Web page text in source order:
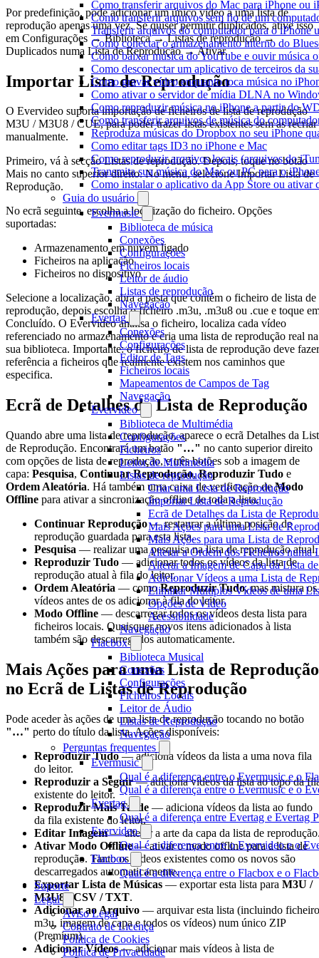
Como transferir arquivos do Mac para iPhone ou
Como transferir arquivos sem fio de um
Transferir arquivos do computador para o iPhone
Como conectar o armazenamento interno do
Como baixar música do YouTube e ouvir música
Como desconectar um aplicativo de terceiros da
Como gravar vídeo enquanto toca música no
Como ativar o servidor de mídia DLNA no
Como reproduzir música no iPhone a partir do
Como transferir arquivos de música do
Reproduza músicas do Dropbox no seu iPhone
Como editar tags ID3 no iPhone e Mac
Como reproduzir arquivos locais (arquivos do
Transmita sua música do Mac ou PC para o
Como instalar o aplicativo da App Store ou
Guia do usuário
Evermusic
Biblioteca de música
Conexões
Configurações
Ficheiros locais
Leitor de áudio
Listas de reprodução
Navegação
Evertag
Conexões
Configurações
Editor de Tags
Ficheiros locais
Mapeamentos de Campos de Tag
Navegação
Evervideo
Biblioteca de Multimédia
Configurações
Ficheiros
Leitor de Multimédia
Listas de reprodução
Criar uma Lista de Reprodução
Importar Lista de Reprodução
Ecrã de Detalhes da Lista de
Mais Ações para uma Lista de
Mais Ações para uma Lista de
Alterar a Ordem dos Ficheiros numa
Alterar a Imagem de Capa da Lista
Adicionar Vídeos a uma Lista de
Eliminar Múltiplos Vídeos de uma
Opções de Vídeo
Acessibilidade
Navegação
Flacbox
Biblioteca Musical
Conexões
Configurações
Ficheiros Locais
Leitor de Áudio
Listas de Reprodução
Navegação
Perguntas frequentes
Evermusic
Qual é a diferença entre o Evermusic e o
Qual é a diferença entre o Evermusic e o
Evertag
Qual é a diferença entre Evertag e Evertag
Evervideo
Qual é a diferença entre o Evervideo e o
Flacbox
Qual é a diferença entre o Flacbox e o
Suporte
Legal
Aviso Legal
Contrato de Licença
Política de Cookies
Política de Privacidade
Por predefinição, pode adicionar um único vídeo a uma lista de
reprodução apenas uma vez. Se quiser permitir duplicados, ative isso
em Configurações → Biblioteca → Listas de reprodução →
Duplicados numa Lista de Reprodução → Ativar.
Importar Lista de Reprodução
O Evervideo suporta importação de ficheiros de lista de reprodução
M3U / M3U8 / CUE, para poder trazer listas existentes sem as recriar
manualmente.
Primeiro, vá à secção Listas de reprodução. Depois, toque no botão
Mais no canto superior direito. No menu, selecione Importar Lista de
Reprodução.
No ecrã seguinte, escolha a localização do ficheiro. Opções
suportadas:
Armazenamento em nuvem ligado
Ficheiros na aplicação
Ficheiros no dispositivo
Selecione a localização, abra a pasta que contém o ficheiro de lista de
reprodução, depois escolha o ficheiro .m3u, .m3u8 ou .cue e toque
Concluído. O Evervideo analisa o ficheiro, localiza cada vídeo
referenciado no armazenamento e cria uma lista de reprodução real na
sua biblioteca. Importante: o ficheiro de lista de reprodução deve fazer
referência a ficheiros que realmente existem nos caminhos que
especifica.
Ecrã de Detalhes da Lista de Reprodução
Quando abre uma lista de reprodução, aparece o ecrã Detalhes da
de Reprodução. Encontrará um botão "…" no canto superior direito
com opções de lista de reprodução, e três botões sob a imagem de
capa: Pesquisa, Continuar Reprodução,Reproduzir Tudo e
Ordem Aleatória. Há também uma caixa de verificação deModo
Offline para ativar a sincronização offline de toda a lista.
Continuar Reprodução— restaurar a última posição de
reprodução guardada para esta lista.
Pesquisa — realizar uma pesquisa na lista de reprodução atual.
Reproduzir Tudo — adicionar todos os vídeos da lista de
reprodução atual à fila do leitor.
Ordem Aleatória — comoReproduzir Tudo, mas mistura os
vídeos antes de os adicionar à fila do leitor.
Modo Offline — descarregar todos os vídeos desta lista para
ficheiros locais. Quaisquer novos itens adicionados à lista
também são descarregados automaticamente.
Mais Ações para uma Lista de Reprodução
no Ecrã de Listas de Reprodução
Pode aceder às ações de uma lista de reprodução tocando no botão
"…" perto do título da lista. Ações disponíveis:
Reproduzir Tudo— adiciona vídeos da lista a uma nova fila
do leitor.
Reproduzir a Seguir— adiciona vídeos da lista ao topo da
existente do leitor.
Reproduzir Mais Tarde — adiciona vídeos da lista ao fundo
da fila existente do leitor.
Editar Imagem— alterar a arte da capa da lista de
Ativar Modo Offline— ativar o modo offline para a lista de
reprodução. Tanto os vídeos existentes como os novos são
descarregados automaticamente.
Exportar Lista de Músicas — exportar esta lista para M3U /
M3U8 / CSV / TXT.
Adicionar ao Arquivo — arquivar esta lista (incluindo ficheiro
m3u, imagem de capa e todos os vídeos) num único ZIP
(Premium).
Adicionar Vídeos— adicionar mais vídeos à lista de